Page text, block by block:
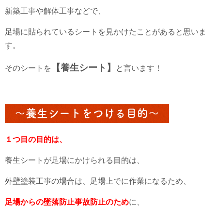
新築工事や解体工事などで、
足場に貼られているシートを見かけたことがあると思いま
す。
そのシートを 【養生シート】 と言います！
～養生シートをつける目的～
１つ目の目的は、
養生シートが足場にかけられる目的は、
外壁塗装工事の場合は、足場上でに作業になるため、
足場からの墜落防止事故防止のために、